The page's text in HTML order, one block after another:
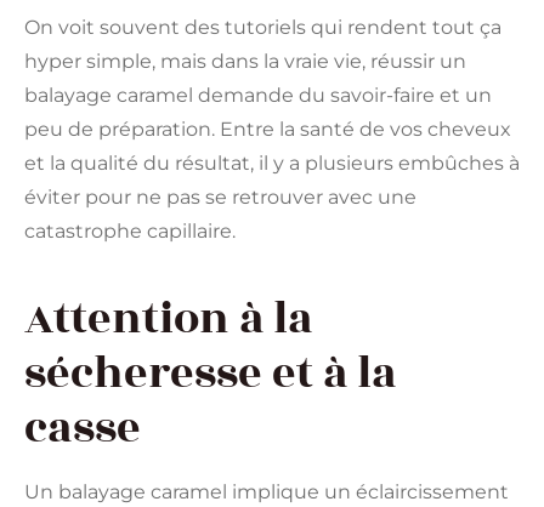
On voit souvent des tutoriels qui rendent tout ça
hyper simple, mais dans la vraie vie, réussir un
balayage caramel demande du savoir-faire et un
peu de préparation. Entre la santé de vos cheveux
et la qualité du résultat, il y a plusieurs embûches à
éviter pour ne pas se retrouver avec une
catastrophe capillaire.
Attention à la
sécheresse et à la
casse
Un balayage caramel implique un éclaircissement